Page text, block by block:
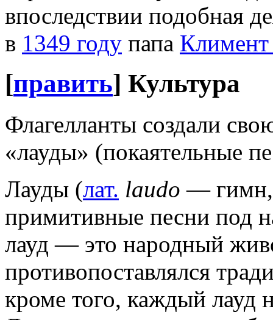
впоследствии подобная
в 1349 году папа
[править] Культура
Флагелланты создали
«лауды» (покаятельные
Лауды (лат. laudo — гимн,
примитивные песни под
лауд — это народный
противопоставлялся
кроме того, каждый лауд